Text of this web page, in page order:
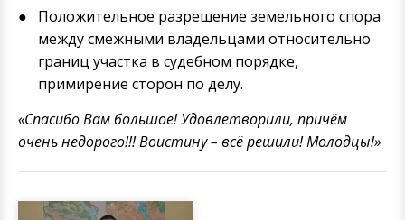
Положительное разрешение земельного спора
между смежными владельцами относительно
границ участка в судебном порядке,
примирение сторон по делу.
«Спасибо Вам большое! Удовлетворили, причём
очень недорого!!! Воистину – всё решили! Молодцы!»